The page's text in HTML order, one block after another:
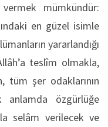
mümkündür:
en güzel isimle
yararlandığı
teslîm olmakla,
tüm şer odaklarının
anlamda özgürlüğe
selâm verilecek ve